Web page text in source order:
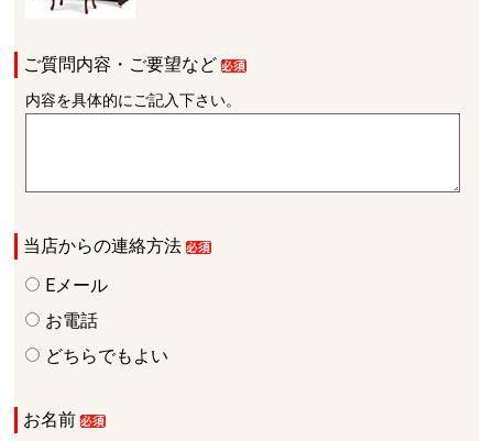
ご質問内容・ご要望など
内容を具体的にご記入下さい。
当店からの連絡方法
Eメール
お電話
どちらでもよい
お名前